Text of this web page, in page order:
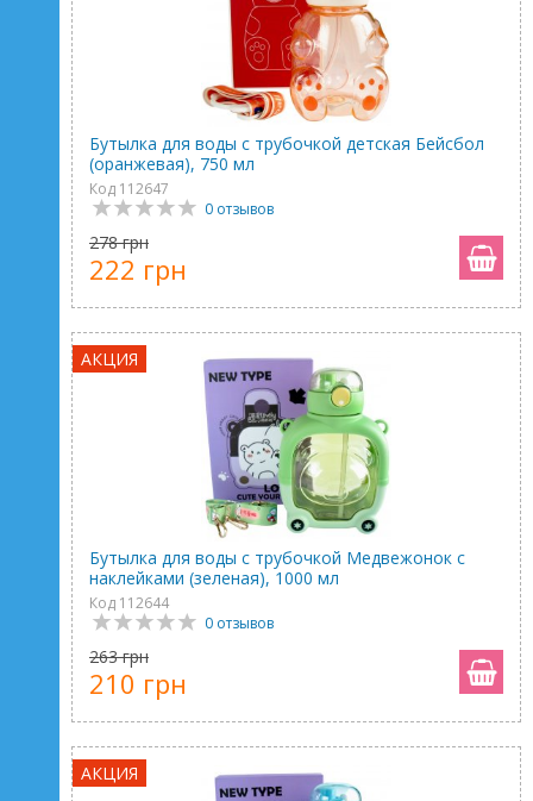
Бутылка для воды с трубочкой детская Бейсбол
(оранжевая), 750 мл
Код 112647
0 отзывов
278 грн
222 грн
АКЦИЯ
Бутылка для воды с трубочкой Медвежонок с
наклейками (зеленая), 1000 мл
Код 112644
0 отзывов
263 грн
210 грн
АКЦИЯ